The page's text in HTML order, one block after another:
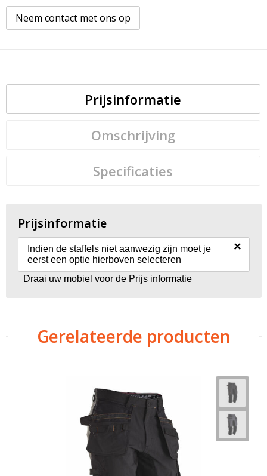
Neem contact met ons op
Prijsinformatie
Omschrijving
Specificaties
Prijsinformatie
Indien de staffels niet aanwezig zijn moet je
eerst een optie hierboven selecteren
×
Draai uw mobiel voor de Prijs informatie
Gerelateerde producten